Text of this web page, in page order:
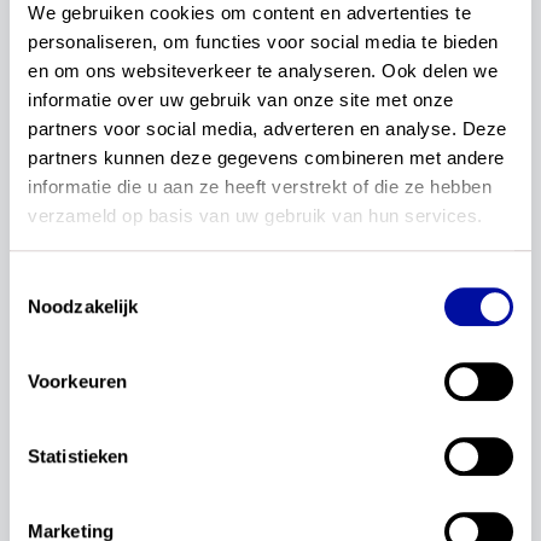
We gebruiken cookies om content en advertenties te
personaliseren, om functies voor social media te bieden
en om ons websiteverkeer te analyseren. Ook delen we
informatie over uw gebruik van onze site met onze
partners voor social media, adverteren en analyse. Deze
partners kunnen deze gegevens combineren met andere
informatie die u aan ze heeft verstrekt of die ze hebben
verzameld op basis van uw gebruik van hun services.
Noodzakelijk
Voorkeuren
Statistieken
Marketing
(niet)?
In deze serie krijg je antwoord op veelgestelde
vragen van leraren, schoolleiders en vakexperts over
de actualisatie van de examenprogramma’s. Deze
keer: wat is een examenprogramma (niet)?
Lees verder...
12 februari 2026
beproeven examenprogramma’s is
Vanaf vandaag is de subsidieregeling open voor de
Aanmelden kan nu voor biologie, natuurkunde,